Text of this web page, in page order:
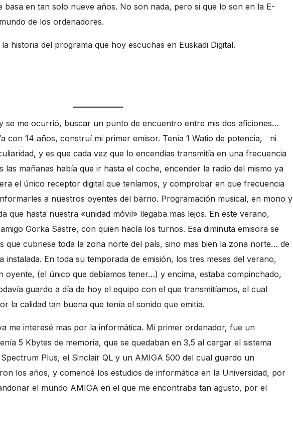
en tan solo nueve años. No son nada, pero si que lo son en la E-
de los ordenadores.
historia del programa que hoy escuchas en Euskadi Digital.
se me ocurrió, buscar un punto de encuentro entre mis dos aficiones…
con 14 años, construí mi primer emisor. Tenía 1 Watio de potencia, ni
y es que cada vez que lo encendías transmitía en una frecuencia
las mañanas había que ir hasta el coche, encender la radio del mismo ya
el único receptor digital que teníamos, y comprobar en que frecuencia
a nuestros oyentes del barrio. Programación musical, en mono y
que hasta nuestra «unidad móvil» llegaba mas lejos. En este verano,
Gorka Sastre, con quien hacía los turnos. Esa diminuta emisora se
que cubriese toda la zona norte del país, sino mas bien la zona norte… de
instalada. En toda su temporada de emisión, los tres meses del verano,
oyente, (el único que debíamos tener…) y encima, estaba compinchado,
guardo a día de hoy el equipo con el que transmitíamos, el cual
la calidad tan buena que tenía el sonido que emitía.
me interesé mas por la informática. Mi primer ordenador, fue un
5 Kbytes de memoria, que se quedaban en 3,5 al cargar el sistema
Plus, el Sinclair QL y un AMIGA 500 del cual guardo un
los años, y comencé los estudios de informática en la Universidad, por
el mundo AMIGA en el que me encontraba tan agusto, por el